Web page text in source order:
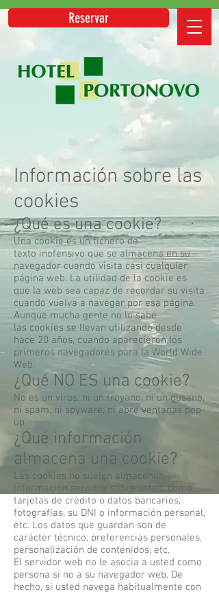
Reservar
Información sobre las
cookies
¿Qué es una cookie?
Una cookie es un fichero de
texto inofensivo que se almacena en su
navegador cuando visita casi cualquier
página web. La utilidad de la cookie es
que la web sea capaz de recordar su visita
cuando vuelva a navegar por esa página.
Aunque mucha gente no lo sabe
las cookies se llevan utilizando desde
hace 20 años, cuando aparecieron los
primeros navegadores para la World Wide
Web.
¿Qué NO ES una cookie?
No es un virus, ni un troyano, ni un gusano,
ni spam, ni spyware, ni abre ventanas pop-
up.
¿Qué información
almacena una cookie?
Las cookies no suelen almacenar
información sensible sobre usted, como
tarjetas de crédito o datos bancarios,
fotografías, su DNI o información personal,
etc. Los datos que guardan son de
carácter técnico, preferencias personales,
personalización de contenidos, etc.
El servidor web no le asocia a usted como
persona si no a su navegador web. De
hecho, si usted navega habitualmente con